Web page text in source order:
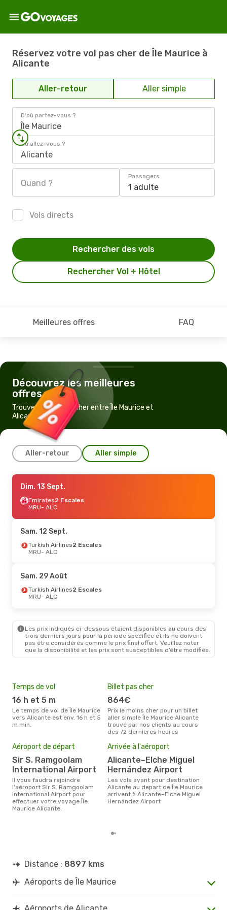
Réservez votre vol pas cher de Île Maurice à
Alicante
Aller-retour Aller simple
D'où partez-vous ?
Île Maurice
Où allez-vous ?
Alicante
Quand ?
Passagers
1 adulte
Vols directs
Rechercher Vol + Hôtel
Rechercher des vols
Meilleures offres FAQ
Découvrez les meilleures
offres
Trouvez un vol pas cher entre Île Maurice et
Alicante
Aller-retour Aller simple
Ven. 21 Août- Lun. 24 Août
Air France 2 Escales
MRU- ALC
ALC- MRU
Dim. 13 Sept.
Emirates2 Escales
MRU- ALC
Sam. 12 Sept.
Turkish Airlines2 Escales
MRU- ALC
Sam. 29 Août
Turkish Airlines2 Escales
MRU- ALC
Les prix indiqués ci-dessous étaient disponibles au cours des
trois derniers jours pour la période spécifiée et ils ne doivent
pas être considérés comme le prix final offert. Veuillez noter
que la disponibilité et les prix sont susceptibles d’être modifiés.
Temps de vol
16 h et 5 m
Le temps de vol de Île Maurice
vers Alicante est env. 16 h et 5
m min.
Billet pas cher
864€
Prix le moins cher pour un billet
aller simple Île Maurice Alicante
trouvé par nos clients au cours
des 72 dernières heures
Aéroport de départ
Sir S. Ramgoolam
International Airport
Il vous faudra rejoindre
l'aéroport Sir S. Ramgoolam
International Airport pour
effectuer votre voyage Île
Maurice Alicante.
Arrivée à l'aéroport
Alicante–Elche Miguel
Hernández Airport
Les vols ayant pour destination
Alicante au depart de Île Maurice
arrivent à Alicante–Elche Miguel
Hernández Airport
Distance : 8897 kms
Aéroports de Île Maurice